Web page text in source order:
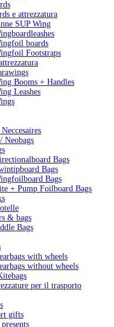
e attrezzatura
SUP Wing
boards
Footstraps
Booms + Handles
Leashes
Neobags
Bags
Bags
Bags
+ Pump Foilboard Bags
& bags
Bags
with wheels
without wheels
per il trasporto
gifts